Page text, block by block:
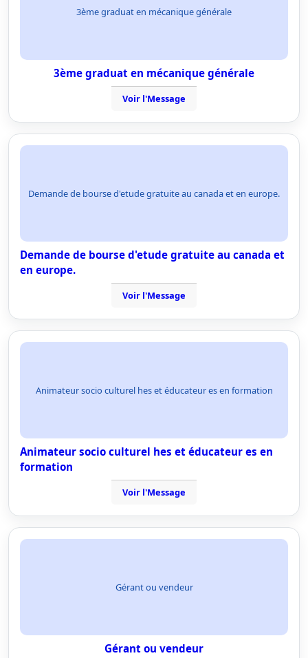
3ème graduat en mécanique générale
3ème graduat en mécanique générale
Voir l'Message
Demande de bourse d'etude gratuite au canada et en europe.
Demande de bourse d'etude gratuite au canada et
en europe.
Voir l'Message
Animateur socio culturel hes et éducateur es en formation
Animateur socio culturel hes et éducateur es en
formation
Voir l'Message
Gérant ou vendeur
Gérant ou vendeur